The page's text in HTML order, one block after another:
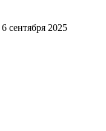
6 сентября 2025